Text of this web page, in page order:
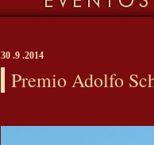
30 .9 .2014
Premio Adolfo